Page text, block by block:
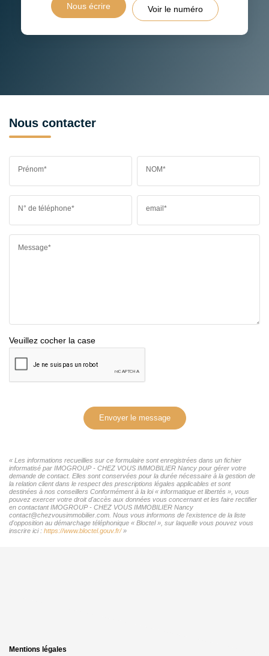
Nous écrire Voir le numéro
Nous contacter
Prénom* NOM*
N° de téléphone* email*
Message*
Veuillez cocher la case
Envoyer le message
« Les informations recueillies sur ce formulaire sont enregistrées dans un fichier
informatisé par IMOGROUP - CHEZ VOUS IMMOBILIER Nancy pour gérer votre
demande de contact. Elles sont conservées pour la durée nécessaire à la gestion de
la relation client dans le respect des prescriptions légales applicables et sont
destinées à nos conseillers Conformément à la loi « informatique et libertés », vous
pouvez exercer votre droit d'accès aux données vous concernant et les faire rectifier
en contactant IMOGROUP - CHEZ VOUS IMMOBILIER Nancy
contact@chezvousimmobilier.com. Nous vous informons de l'existence de la liste
d'opposition au démarchage téléphonique « Bloctel », sur laquelle vous pouvez vous
inscrire ici : https://www.bloctel.gouv.fr/»
Mentions légales